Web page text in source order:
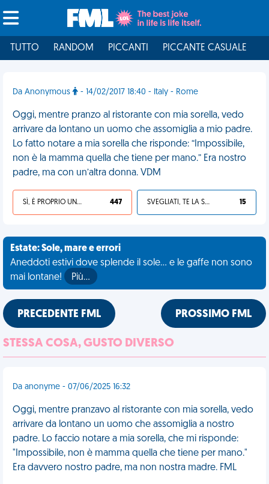
TUTTO RANDOM PICCANTI PICCANTE CASUALE
Da Anonymous - 14/02/2017 18:40 - Italy - Rome
Oggi, mentre pranzo al ristorante con mia sorella, vedo
arrivare da lontano un uomo che assomiglia a mio padre.
Lo fatto notare a mia sorella che risponde: “Impossibile,
non è la mamma quella che tiene per mano.” Era nostro
padre, ma con un’altra donna. VDM
SÌ, È PROPRIO UNA VDM! 447 SVEGLIATI, TE LA SEI CERCATA! 15
Estate: Sole, mare e errori
Aneddoti estivi dove splende il sole... e le gaffe non sono
mai lontane!
Più…
PRECEDENTE FML PROSSIMO FML
STESSA COSA, GUSTO DIVERSO
Da anonyme - 07/06/2025 16:32
Oggi, mentre pranzavo al ristorante con mia sorella, vedo
arrivare da lontano un uomo che assomiglia a nostro
padre. Lo faccio notare a mia sorella, che mi risponde:
"Impossibile, non è mamma quella che tiene per mano."
Era davvero nostro padre, ma non nostra madre. FML